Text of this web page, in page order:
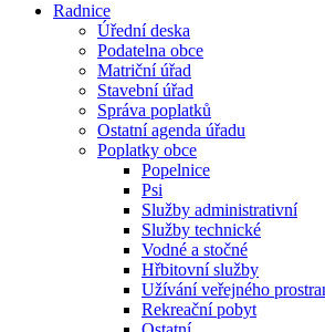
Radnice
Úřední deska
Podatelna obce
Matriční úřad
Stavební úřad
Správa poplatků
Ostatní agenda úřadu
Poplatky obce
Popelnice
Psi
Služby administrativní
Služby technické
Vodné a stočné
Hřbitovní služby
Užívání veřejného
Rekreační pobyt